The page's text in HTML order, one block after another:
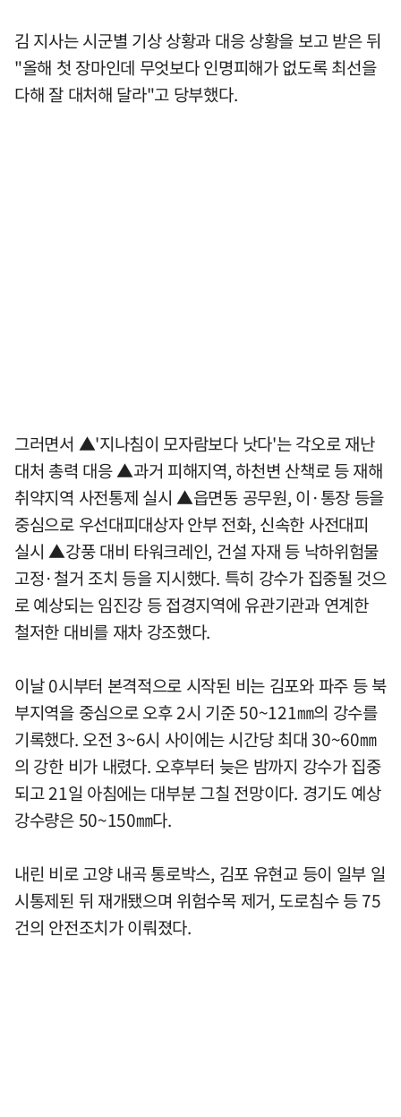
김 지사는 시군별 기상 상황과 대응 상황을 보고 받은 뒤
"올해 첫 장마인데 무엇보다 인명피해가 없도록 최선을
다해 잘 대처해 달라"고 당부했다.
그러면서 ▲'지나침이 모자람보다 낫다'는 각오로 재난
대처 총력 대응 ▲과거 피해지역, 하천변 산책로 등 재해
취약지역 사전통제 실시 ▲읍면동 공무원, 이·통장 등을
중심으로 우선대피대상자 안부 전화, 신속한 사전대피
실시 ▲강풍 대비 타워크레인, 건설 자재 등 낙하위험물
고정·철거 조치 등을 지시했다. 특히 강수가 집중될 것으
로 예상되는 임진강 등 접경지역에 유관기관과 연계한
철저한 대비를 재차 강조했다.
이날 0시부터 본격적으로 시작된 비는 김포와 파주 등 북
부지역을 중심으로 오후 2시 기준 50~121㎜의 강수를
기록했다. 오전 3~6시 사이에는 시간당 최대 30~60㎜
의 강한 비가 내렸다. 오후부터 늦은 밤까지 강수가 집중
되고 21일 아침에는 대부분 그칠 전망이다. 경기도 예상
강수량은 50~150㎜다.
내린 비로 고양 내곡 통로박스, 김포 유현교 등이 일부 일
시통제된 뒤 재개됐으며 위험수목 제거, 도로침수 등 75
건의 안전조치가 이뤄졌다.